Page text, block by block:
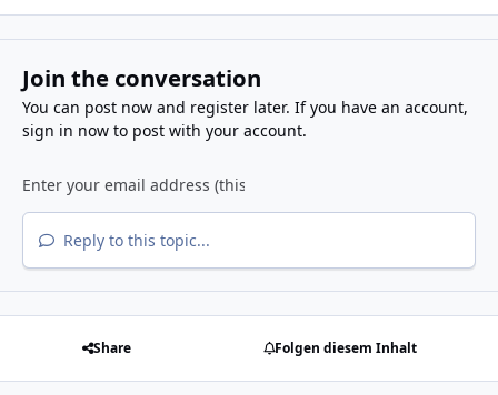
Join the conversation
You can post now and register later. If you have an account,
sign in nowto post with your account.
Reply to this topic...
Share Folgen diesem Inhalt